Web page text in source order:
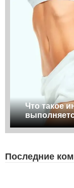
Что такое
Последние